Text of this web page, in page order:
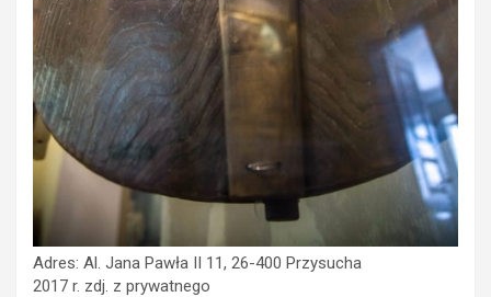
Adres: Al. Jana Pawła II 11, 26-400 Przysucha
2017 r. zdj. z prywatnego